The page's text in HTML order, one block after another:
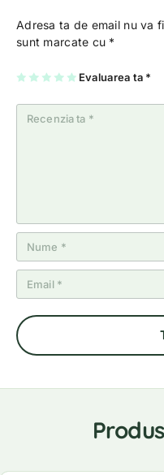
Adresa ta de email nu va
sunt marcate cu *
Evaluarea ta *
U
n
2
5
st
el
3
5
st
el
4
5
st
el
5
5
st
el